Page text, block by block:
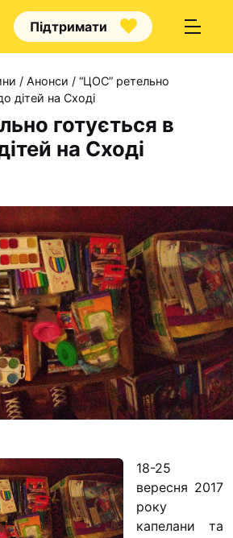
Підтримати
Про нас
Волонтерство
Наші напрямки
Наш покровитель
Контакти
Проекти
Футбольна команда
Кулінарний гурток
Іконописна школа
Альтернатива
Одна церква – одна
одна родина
/ Анонси / “ЦОС” ретельно
дітей на Сході
готується в
на Сході
18-25
вересня 2017
року
капелани та